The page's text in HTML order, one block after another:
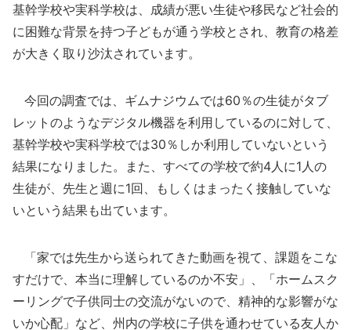
基幹学校や実科学校は、成績が悪い生徒や移民など社会的
に困難な背景を持つ子どもが通う学校とされ、教育の格差
が大きく取り沙汰されています。
今回の調査では、ギムナジウムでは60％の生徒がタブ
レットのようなデジタル機器を利用しているのに対して、
基幹学校や実科学校では30％しか利用していないという
結果になりました。また、すべての学校で約4人に1人の
生徒が、先生と週に1回、もしくはまったく接触していな
いという結果も出ています。
「家では先生から送られてきた動画を視て、課題をこな
すだけで、本当に理解しているのか不安」、「ホームスク
ーリングで子供同士の交流がないので、精神的な影響がな
いか心配」など、州内の学校に子供を通わせている友人か